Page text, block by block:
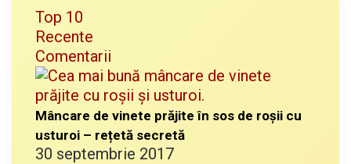
Top 10
Recente
Comentarii
Mâncare de vinete prăjite în sos de roșii cu
usturoi – rețetă secretă
30 septembrie 2017